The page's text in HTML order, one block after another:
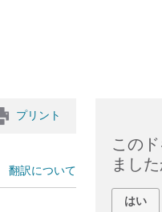
プリント
翻訳について
この
まし
はい